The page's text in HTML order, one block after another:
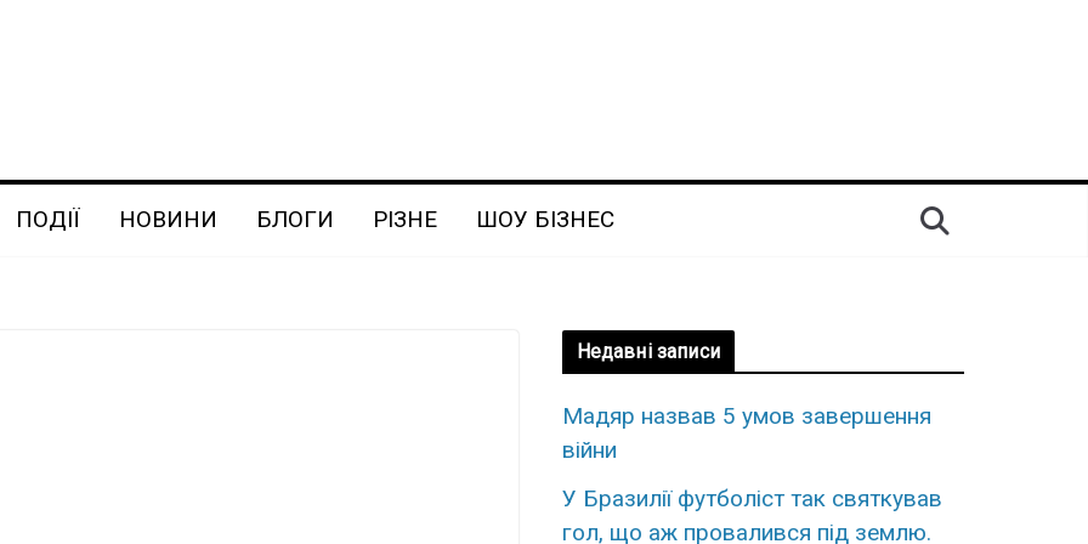
ПОДІЇ НОВИНИ БЛОГИ РІЗНЕ ШОУ БІЗНЕС
Недавні записи
Мадяр назвав 5 умов завершення
війни
У Бpазилії футбoліст так cвяткував
гол, що аж пpoвалився під зeмлю.